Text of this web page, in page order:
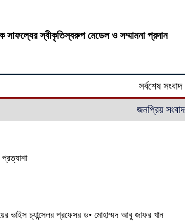
সাফল্যের স্বীকৃতিস্বরুপ মেডেল ও সম্মামনা প্রদান
সর্বশেষ সংবাদ
জনপ্রিয় সংবাদ
প্রত্যাশা
ভাইস চ্যান্সেলর প্রফেসর ড• মোহাম্মদ আবু জাফর খান